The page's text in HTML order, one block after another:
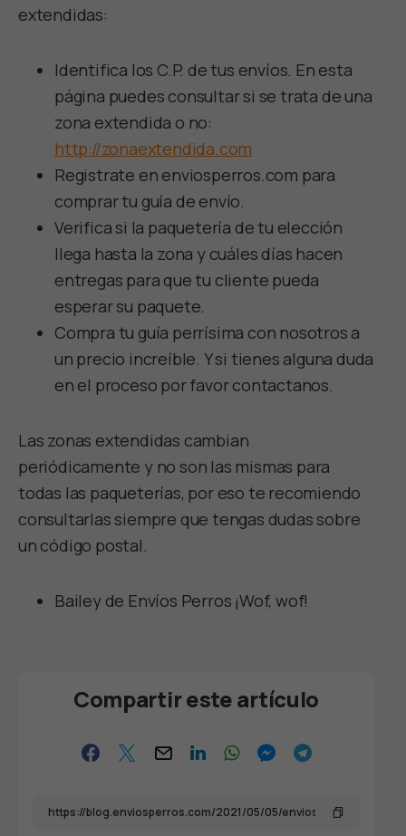
extendidas:
Identifica los C.P. de tus envíos. En esta
página puedes consultar si se trata de una
zona extendida o no:
http://zonaextendida.com
Registrate en enviosperros.com para
comprar tu guía de envío.
Verifica si la paquetería de tu elección
llega hasta la zona y cuáles días hacen
entregas para que tu cliente pueda
esperar su paquete.
Compra tu guía perrísima con nosotros a
un precio increíble. Y si tienes alguna duda
en el proceso por favor contactanos.
Las zonas extendidas cambian
periódicamente y no son las mismas para
todas las paqueterías, por eso te recomiendo
consultarlas siempre que tengas dudas sobre
un código postal.
Bailey de Envíos Perros ¡Wof, wof!
Compartir este artículo